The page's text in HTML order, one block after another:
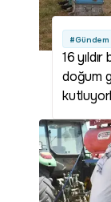
#Gündem
16
doğum